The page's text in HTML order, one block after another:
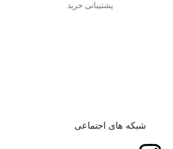
پشتیبانی خرید
شبکه های اجتماعی